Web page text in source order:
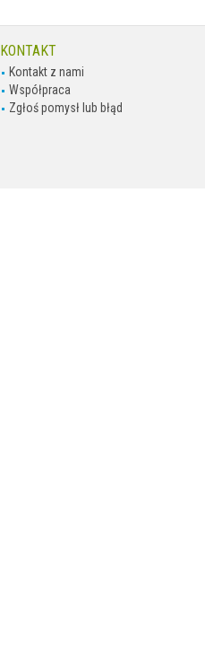
KONTAKT
Kontakt z nami
Współpraca
Zgłoś pomysł lub błąd